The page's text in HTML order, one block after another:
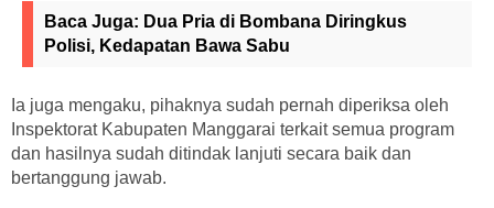
Baca Juga: Dua Pria di Bombana Diringkus
Polisi, Kedapatan Bawa Sabu
Ia juga mengaku, pihaknya sudah pernah diperiksa oleh
Inspektorat Kabupaten Manggarai terkait semua program
dan hasilnya sudah ditindak lanjuti secara baik dan
bertanggung jawab.